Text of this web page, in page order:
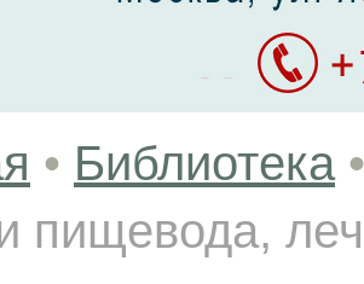
• Библиотека •
пищевода,